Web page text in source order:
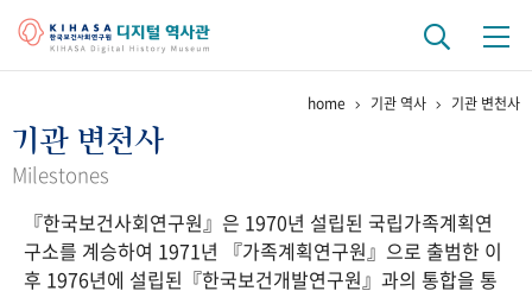
걸어온 길 기관 변천사
연구 역사
정책과 연구 키워드로 보는 연구 역사
연구자들
home 기관 역사 기관 변천사
기관 변천사
Milestones
『한국보건사회연구원』은 1970년 설립된 국립가족계획연
구소를 계승하여 1971년 『가족계획연구원』으로 출범한 이
후 1976년에 설립된『한국보건개발연구원』과의 통합을 통